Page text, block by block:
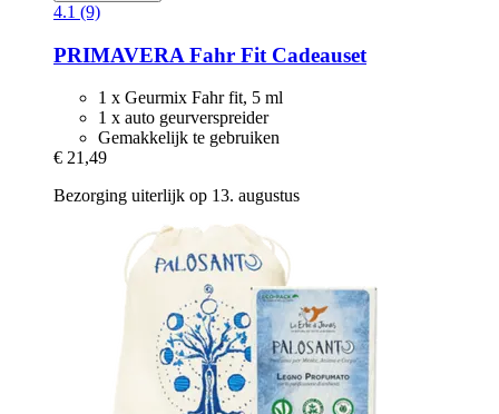
4.1 (9)
PRIMAVERA Fahr Fit Cadeauset
1 x Geurmix Fahr fit, 5 ml
1 x auto geurverspreider
Gemakkelijk te gebruiken
€ 21,49
Bezorging uiterlijk op 13. augustus